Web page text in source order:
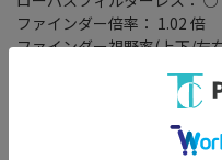
ファインダー倍率： 1.02 倍
ファインダー視野率(上下/左
電池タイプ： 専用電池
専用電池型番： EN-EL25
撮影枚数： ファインダー使
記録メディア： SDカード/